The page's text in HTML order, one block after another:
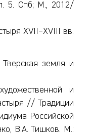
5. Спб; М., 2012/
XVII–XVIII вв.
земля и
и
// Традиции
Российской
В.А. Тишков. М.: